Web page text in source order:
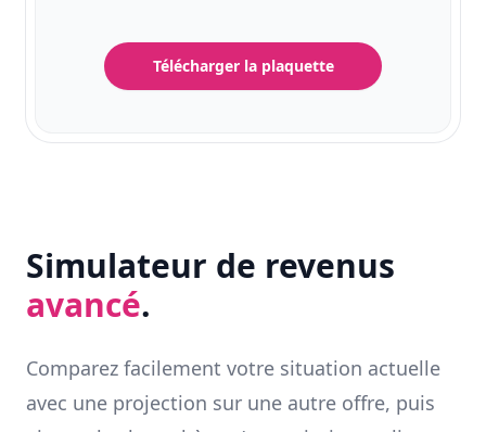
Télécharger la plaquette
Simulateur de revenus
avancé.
Comparez facilement votre situation actuelle
avec une projection sur une autre offre, puis